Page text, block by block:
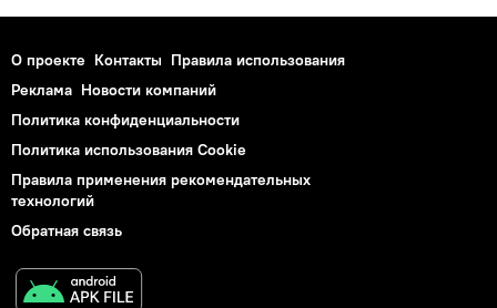
О проекте Контакты Правила использования
Реклама Новости компаний
Политика конфиденциальности
Политика использования Cookie
Правила применения рекомендательных
технологий
Обратная связь